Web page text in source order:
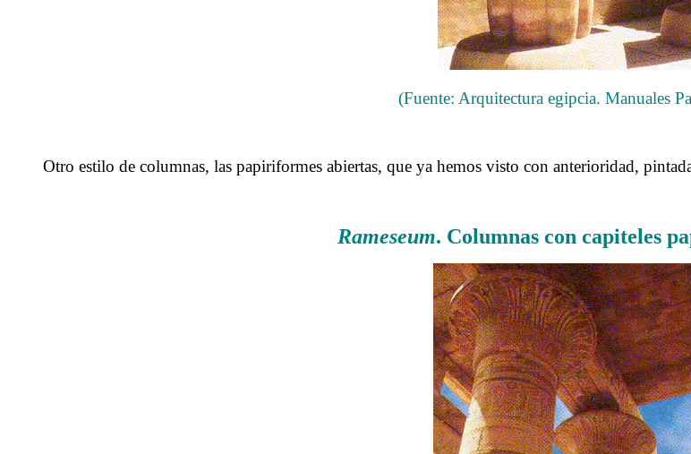
(Fuente: Arquitectura egipcia. Manuales
Otro estilo de columnas, las papiriformes abiertas, que ya hemos visto con anterioridad,
Rameseum. Columnas con capiteles